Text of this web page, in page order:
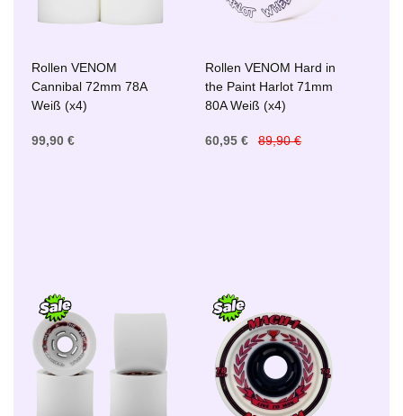
Rollen VENOM
Cannibal 72mm 78A
Weiß (x4)
99,90 €
Rollen VENOM Hard in
the Paint Harlot 71mm
80A Weiß (x4)
60,95 € 89,90 €